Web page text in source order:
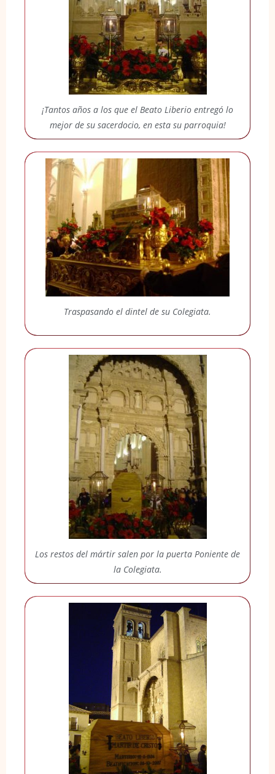
¡Tantos años a los que el Beato Liberio entregó lo
mejor de su sacerdocio, en esta su parroquia!
Traspasando el dintel de su Colegiata.
Los restos del mártir salen por la puerta Poniente de
la Colegiata.